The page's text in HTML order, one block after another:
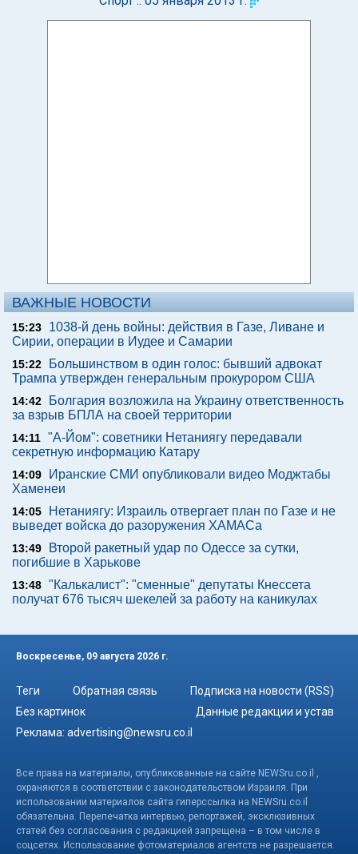
ВАЖНЫЕ НОВОСТИ
15:23
1038-й день войны: действия в Газе, Ливане и
Сирии, операции в Иудее и Самарии
15:22
Большинством в один голос: бывший адвокат
Трампа утвержден генеральным прокурором США
14:42
Болгария возложила на Украину ответственность
за взрыв БПЛА на своей территории
14:11 "А-Йом": советники Нетаниягу передавали
секретную информацию Катару
14:09
Иранские СМИ опубликовали видео Моджтабы
Хаменеи
14:05
Нетаниягу: Израиль отвергает план по Газе и не
выведет войска до разоружения ХАМАСа
13:49
Второй ракетный удар по Одессе за сутки,
погибшие в Харькове
13:48 "Калькалист": "сменные" депутаты Кнессета
получат 676 тысяч шекелей за работу на каникулах
Воскресенье, 09 августа 2026 г.
Теги Обратная связь
Подписка на новости (RSS)
Без картинок
Данные редакции и устав
Реклама: advertising@newsru.co.il
Все права на материалы, опубликованные на сайте NEWSru.co.il ,
охраняются в соответствии с законодательством Израиля. При
использовании материалов сайта гиперссылка на NEWSru.co.il
обязательна. Перепечатка интервью, репортажей, эксклюзивных
статей без согласования с редакцией запрещена – в том числе в
соцсетях. Использование фотоматериалов агентств не разрешается.